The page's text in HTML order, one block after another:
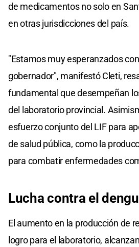
de medicamentos no solo en
en otras jurisdicciones del país.
"Estamos muy esperanzados
gobernador", manifestó Cleti,
fundamental que desempeñan
del laboratorio provincial.
esfuerzo conjunto del LIF para
de salud pública, como la
para combatir enfermedades
Lucha contra el
El aumento en la producción de
logro para el laboratorio,